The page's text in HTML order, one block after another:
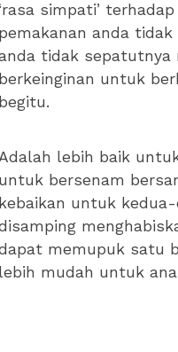
‘rasa simpati’
pemakanan anda
tidak sepatutnya
berkeinginan untuk
begitu.
lebih baik
untuk bersenam
kebaikan untuk
memupuk satu
lebih mudah untuk